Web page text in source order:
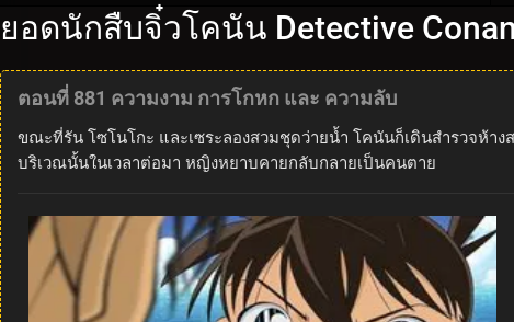
ยอดนักสืบจิ๋วโคนัน Detective
ตอนที่ 881 ความงาม การโกหก และ ความลับ
ขณะที่รัน โซโนโกะ และเซระลองสวมชุดว่ายน้ำ โคนันก็เดินสำรวจห้า
บริเวณนั้นในเวลาต่อมา หญิงหยาบคายกลับกลายเป็นคนตาย